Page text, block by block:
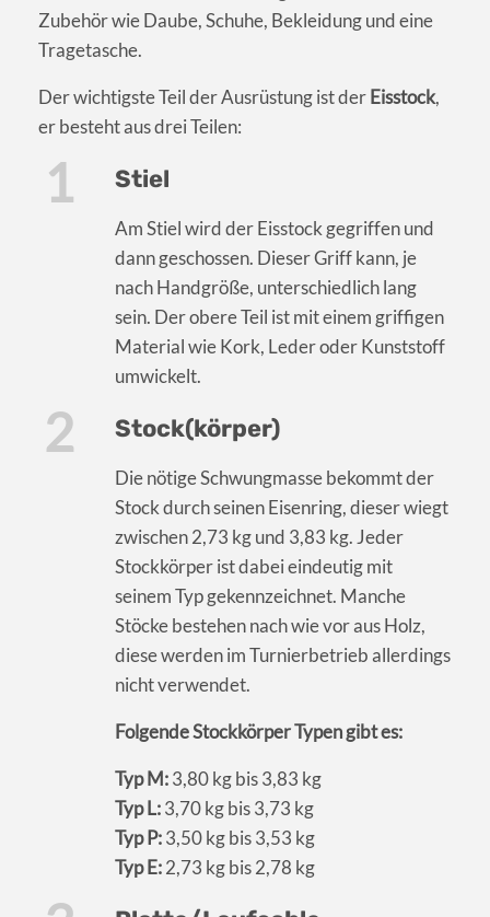
Zubehör wie Daube, Schuhe, Bekleidung und eine
Tragetasche.
Der wichtigste Teil der Ausrüstung ist derEisstock,
er besteht aus drei Teilen:
Stiel
Am Stiel wird der Eisstock gegriffen und
dann geschossen. Dieser Griff kann, je
nach Handgröße, unterschiedlich lang
sein. Der obere Teil ist mit einem griffigen
Material wie Kork, Leder oder Kunststoff
umwickelt.
Stock(körper)
Die nötige Schwungmasse bekommt der
Stock durch seinen Eisenring, dieser wiegt
zwischen 2,73 kg und 3,83 kg. Jeder
Stockkörper ist dabei eindeutig mit
seinem Typ gekennzeichnet. Manche
Stöcke bestehen nach wie vor aus Holz,
diese werden im Turnierbetrieb allerdings
nicht verwendet.
Folgende Stockkörper Typen gibt es:
Typ M:3,80 kg bis 3,83 kg
Typ L:3,70 kg bis 3,73 kg
Typ P:3,50 kg bis 3,53 kg
Typ E:2,73 kg bis 2,78 kg